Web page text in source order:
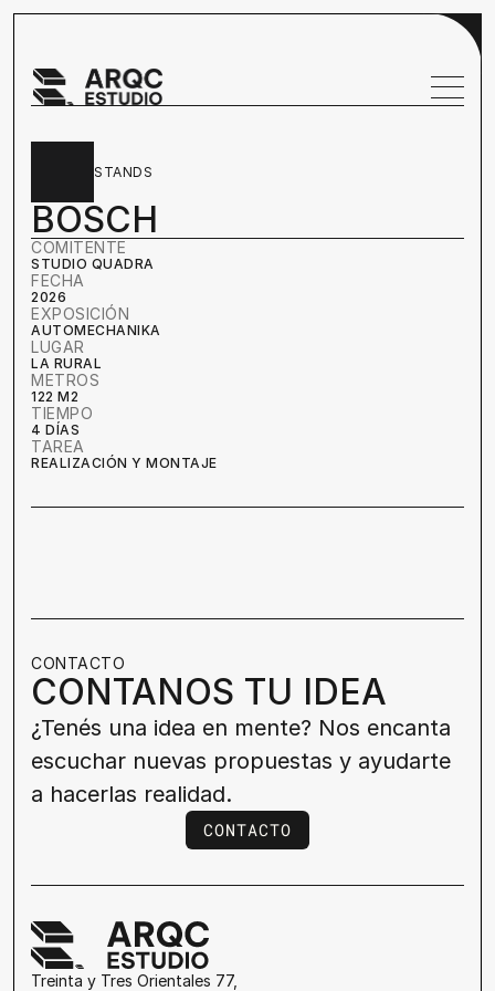
STANDS
BOSCH
COMITENTE
STUDIO QUADRA
FECHA
2026
EXPOSICIÓN
AUTOMECHANIKA
LUGAR
LA RURAL
METROS
122 M2
TIEMPO
4 DÍAS
TAREA
REALIZACIÓN Y MONTAJE
CONTACTO
CONTANOS TU IDEA
¿Tenés una idea en mente? Nos encanta
escuchar nuevas propuestas y ayudarte
a hacerlas realidad.
CONTACTO
CONTACTO
Treinta y Tres Orientales 77,